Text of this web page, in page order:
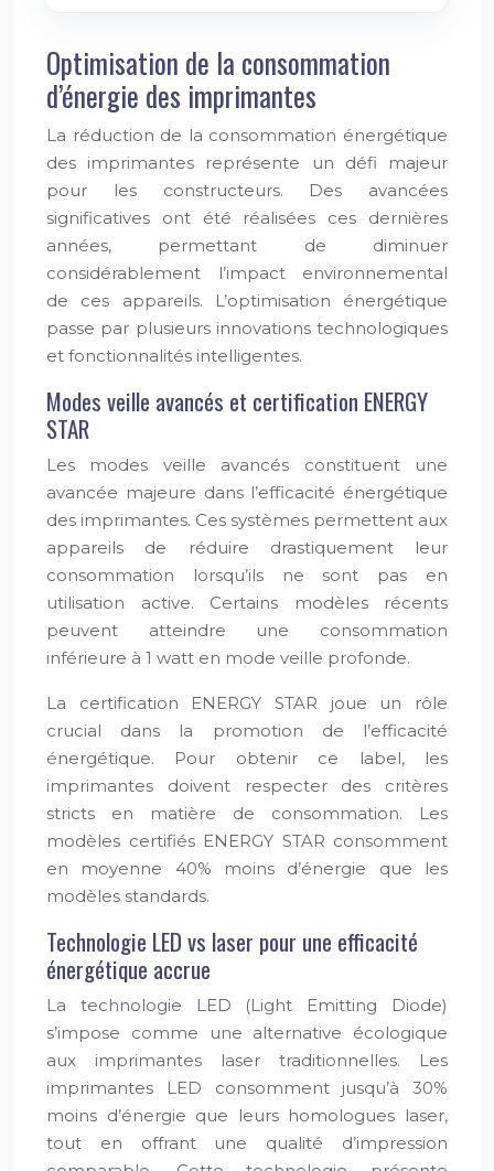
Optimisation de la consommation
d’énergie des imprimantes
La réduction de la consommation énergétique
des imprimantes représente un défi majeur
pour les constructeurs. Des avancées
significatives ont été réalisées ces dernières
années, permettant de diminuer
considérablement l’impact environnemental
de ces appareils. L’optimisation énergétique
passe par plusieurs innovations technologiques
et fonctionnalités intelligentes.
Modes veille avancés et certification ENERGY
STAR
Les modes veille avancés constituent une
avancée majeure dans l’efficacité énergétique
des imprimantes. Ces systèmes permettent aux
appareils de réduire drastiquement leur
consommation lorsqu’ils ne sont pas en
utilisation active. Certains modèles récents
peuvent atteindre une consommation
inférieure à 1 watt en mode veille profonde.
La certification ENERGY STAR joue un rôle
crucial dans la promotion de l’efficacité
énergétique. Pour obtenir ce label, les
imprimantes doivent respecter des critères
stricts en matière de consommation. Les
modèles certifiés ENERGY STAR consomment
en moyenne 40% moins d’énergie que les
modèles standards.
Technologie LED vs laser pour une efficacité
énergétique accrue
La technologie LED (Light Emitting Diode)
s’impose comme une alternative écologique
aux imprimantes laser traditionnelles. Les
imprimantes LED consomment jusqu’à 30%
moins d’énergie que leurs homologues laser,
tout en offrant une qualité d’impression